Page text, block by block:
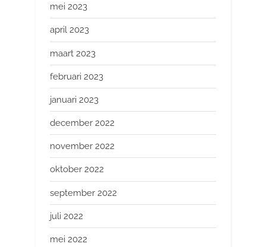
mei 2023
april 2023
maart 2023
februari 2023
januari 2023
december 2022
november 2022
oktober 2022
september 2022
juli 2022
mei 2022